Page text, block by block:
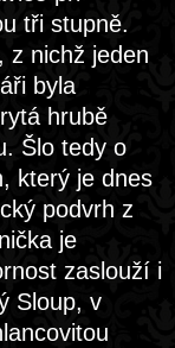
tři stupně.
z nichž jeden
byla
hrubě
Šlo tedy o
který je dnes
podvrh z
je
zaslouží i
Sloup, v